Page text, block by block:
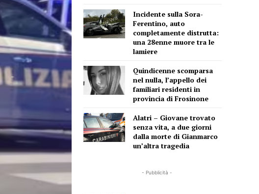
Incidente sulla Sora-
Ferentino, auto
completamente distrutta:
una 28enne muore tra le
lamiere
Quindicenne scomparsa
nel nulla, l’appello dei
familiari residenti in
provincia di Frosinone
Alatri – Giovane trovato
senza vita, a due giorni
dalla morte di Gianmarco
un’altra tragedia
- Pubblicità -